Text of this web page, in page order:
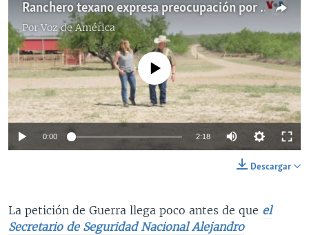
Ranchero texano expresa preocupación por cruce ilegal de inmigrantes
Por Voz de América
No media source currently available
0:00 2:18
Descargar
La petición de Guerra llega poco antes de que el
Secretario de Seguridad Nacional Alejandro